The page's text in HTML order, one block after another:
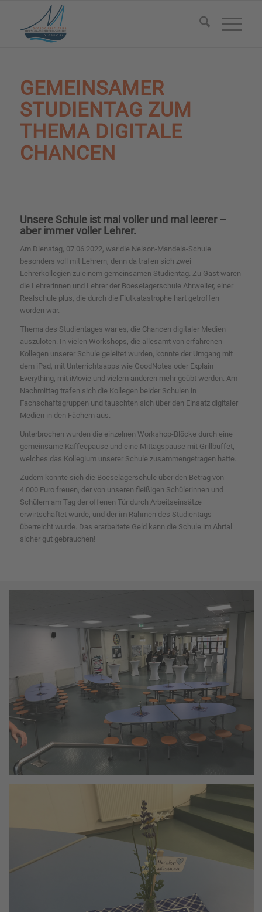
GEMEINSAMER
STUDIENTAG ZUM
THEMA DIGITALE
CHANCEN
Unsere Schule ist mal voller und mal leerer –
aber immer voller Lehrer.
Am Dienstag, 07.06.2022, war die Nelson-Mandela-Schule
besonders voll mit Lehrern, denn da trafen sich zwei
Lehrerkollegien zu einem gemeinsamen Studientag. Zu Gast waren
die Lehrerinnen und Lehrer der Boeselagerschule Ahrweiler, einer
Realschule plus, die durch die Flutkatastrophe hart getroffen
worden war.
Thema des Studientages war es, die Chancen digitaler Medien
auszuloten. In vielen Workshops, die allesamt von erfahrenen
Kollegen unserer Schule geleitet wurden, konnte der Umgang mit
dem iPad, mit Unterrichtsapps wie GoodNotes oder Explain
Everything, mit iMovie und vielem anderen mehr geübt werden. Am
Nachmittag trafen sich die Kollegen beider Schulen in
Fachschaftsgruppen und tauschten sich über den Einsatz digitaler
Medien in den Fächern aus.
Unterbrochen wurden die einzelnen Workshop-Blöcke durch eine
gemeinsame Kaffeepause und eine Mittagspause mit Grillbuffet,
welches das Kollegium unserer Schule zusammengetragen hatte.
Zudem konnte sich die Boeselagerschule über den Betrag von
4.000 Euro freuen, der von unseren fleißigen Schülerinnen und
Schülern am Tag der offenen Tür durch Arbeitseinsätze
erwirtschaftet wurde, und der im Rahmen des Studientags
überreicht wurde. Das erarbeitete Geld kann die Schule im Ahrtal
sicher gut gebrauchen!